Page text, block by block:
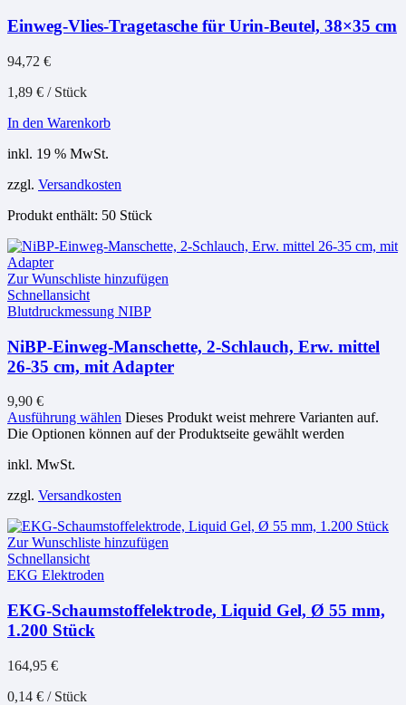
Einweg-Vlies-Tragetasche für Urin-Beutel, 38×35 cm
94,72 €
1,89 € / Stück
In den Warenkorb
inkl. 19 % MwSt.
zzgl. Versandkosten
Produkt enthält: 50 Stück
Zur Wunschliste hinzufügen
Schnellansicht
Blutdruckmessung NIBP
NiBP-Einweg-Manschette, 2-Schlauch, Erw. mittel
26-35 cm, mit Adapter
9,90 €
Ausführung wählen Dieses Produkt weist mehrere Varianten auf.
Die Optionen können auf der Produktseite gewählt werden
inkl. MwSt.
zzgl. Versandkosten
Zur Wunschliste hinzufügen
Schnellansicht
EKG Elektroden
EKG-Schaumstoffelektrode, Liquid Gel, Ø 55 mm,
1.200 Stück
164,95 €
0,14 € / Stück